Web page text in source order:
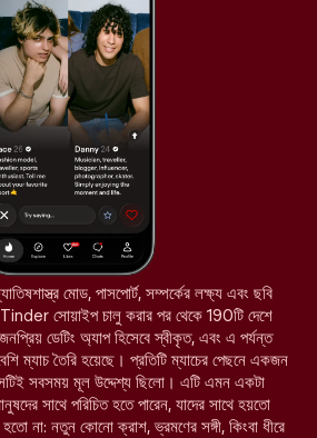
মোড, পাসপোর্ট, সম্পর্কের লক্ষ্য এবং ছবি
সোয়াইপ চালু করার পর থেকে 190টি দেশে
জনপ্রিয় ডেটিং অ্যাপ হিসেবে স্বীকৃত, এবং এ পর্যন্ত
ম্যাচ তৈরি হয়েছে। প্রতিটি ম্যাচের পেছনে একজন
সবসময় মূল উদ্দেশ্য ছিলো। এটি এমন একটা
সাথে পরিচিত হতে পারেন, যাদের সাথে হয়তো
না: নতুন কোনো ক্রাশ, ভ্রমণের সঙ্গী, কিংবা ধীরে